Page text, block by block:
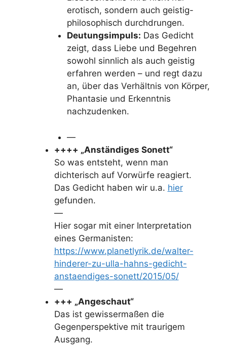
erotisch, sondern auch geistig-
philosophisch durchdrungen.
Deutungsimpuls: Das Gedicht
zeigt, dass Liebe und Begehren
sowohl sinnlich als auch geistig
erfahren werden – und regt dazu
an, über das Verhältnis von Körper,
Phantasie und Erkenntnis
nachzudenken.
—
++++ „Anständiges Sonett“
So was entsteht, wenn man
dichterisch auf Vorwürfe reagiert.
Das Gedicht haben wir u.a. hier
gefunden.
—
Hier sogar mit einer Interpretation
eines Germanisten:
https://www.planetlyrik.de/walter-
hinderer-zu-ulla-hahns-gedicht-
anstaendiges-sonett/2015/05/
—
+++ „Angeschaut“
Das ist gewissermaßen die
Gegenperspektive mit traurigem
Ausgang.